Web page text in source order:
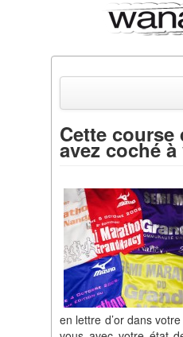
Actualités
Parcours &
Outils & Réseaux
Cette course
avez coché à
en lettre d’or dans